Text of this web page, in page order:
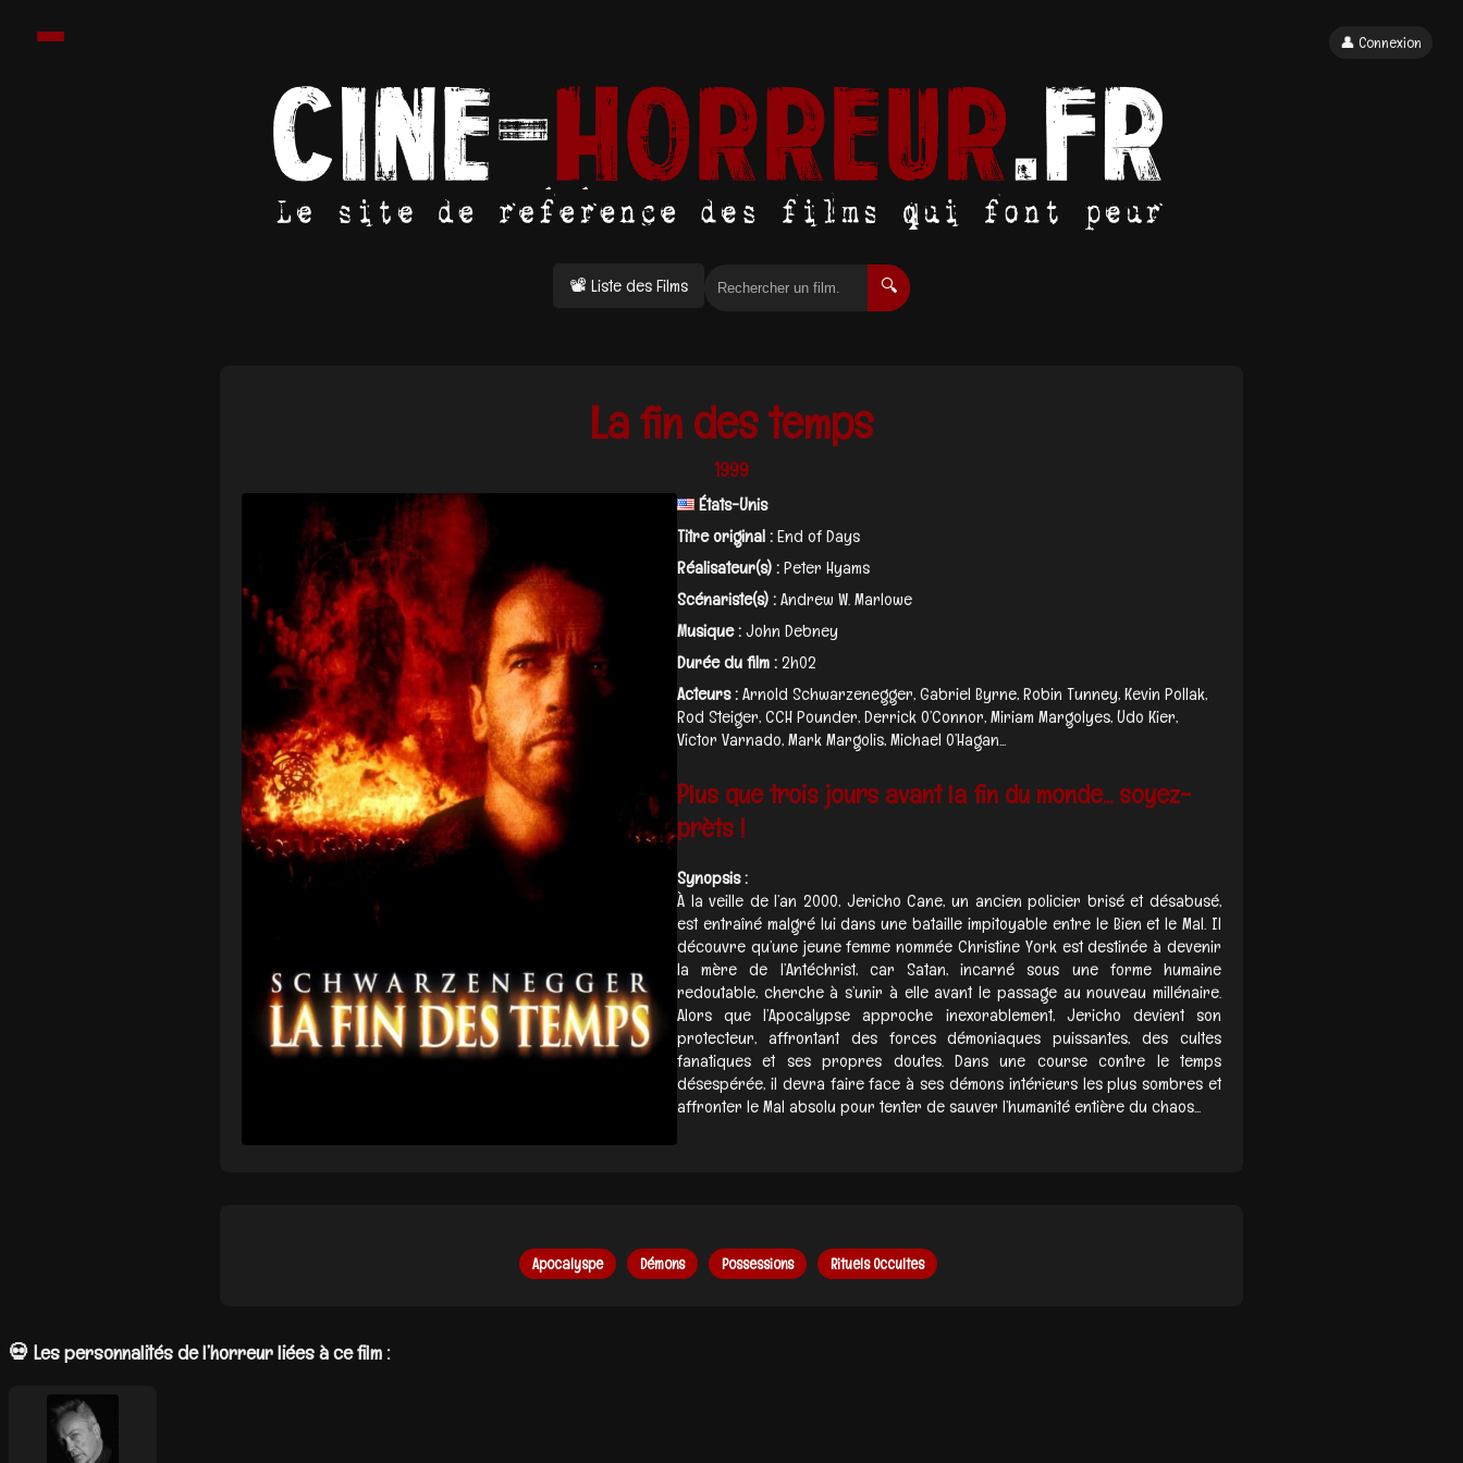
📽 Liste des Films 🔍
👤 Connexion
La fin des temps
1999
États-Unis
Titre original :End of Days
Réalisateur(s) :Peter Hyams
Scénariste(s) :Andrew W. Marlowe
Musique :John Debney
Durée du film :2h02
Acteurs :Arnold Schwarzenegger, Gabriel Byrne, Robin Tunney, Kevin Pollak,
Rod Steiger, CCH Pounder, Derrick O’Connor, Miriam Margolyes, Udo Kier,
Victor Varnado, Mark Margolis, Michael O’Hagan...
Plus que trois jours avant la fin du monde... soyez-
prèts !
Synopsis :
À la veille de l’an 2000, Jericho Cane, un ancien policier brisé et désabusé,
est entraîné malgré lui dans une bataille impitoyable entre le Bien et le Mal. Il
découvre qu’une jeune femme nommée Christine York est destinée à devenir
la mère de l’Antéchrist, car Satan, incarné sous une forme humaine
redoutable, cherche à s’unir à elle avant le passage au nouveau millénaire.
Alors que l’Apocalypse approche inexorablement, Jericho devient son
protecteur, affrontant des forces démoniaques puissantes, des cultes
fanatiques et ses propres doutes. Dans une course contre le temps
désespérée, il devra faire face à ses démons intérieurs les plus sombres et
affronter le Mal absolu pour tenter de sauver l’humanité entière du chaos...
Apocalyspe Démons Possessions Rituels Occultes
💀 Les personnalités de l’horreur liées à ce film :